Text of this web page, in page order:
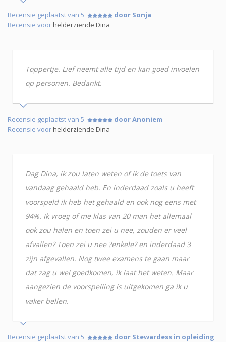
Recensie geplaatst van 5
door Sonja
Recensie voorhelderziende Dina
Toppertje. Lief neemt alle tijd en kan goed invoelen
op personen. Bedankt.
Recensie geplaatst van 5
door Anoniem
Recensie voorhelderziende Dina
Dag Dina, ik zou laten weten of ik de toets van
vandaag gehaald heb. En inderdaad zoals u heeft
voorspeld ik heb het gehaald en ook nog eens met
94%. Ik vroeg of me klas van 20 man het allemaal
ook zou halen en toen zei u nee, zouden er veel
afvallen? Toen zei u nee ?enkele? en inderdaad 3
zijn afgevallen. Nog twee examens te gaan maar
dat zag u wel goedkomen, ik laat het weten. Maar
aangezien de voorspelling is uitgekomen ga ik u
vaker bellen.
Recensie geplaatst van 5
door Stewardess in opleiding